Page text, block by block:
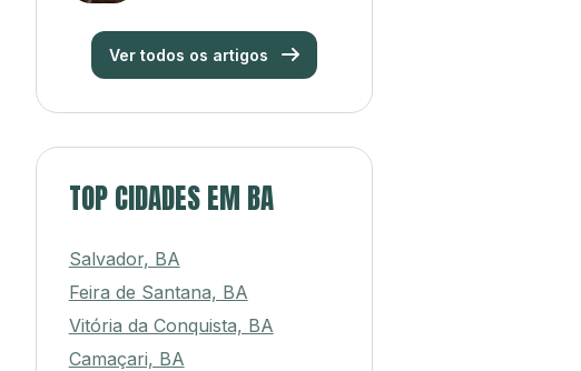
Ver todos os artigos
TOP CIDADES EM BA
Salvador, BA
Feira de Santana, BA
Vitória da Conquista, BA
Camaçari, BA